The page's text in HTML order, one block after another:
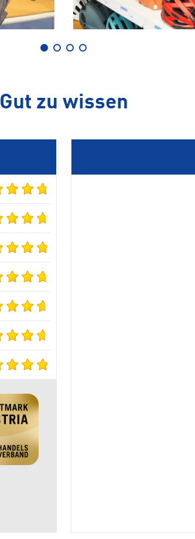
Gut zu wissen